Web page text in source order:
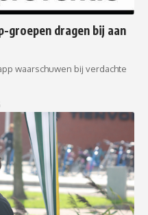
groepen dragen bij aan
waarschuwen bij verdachte